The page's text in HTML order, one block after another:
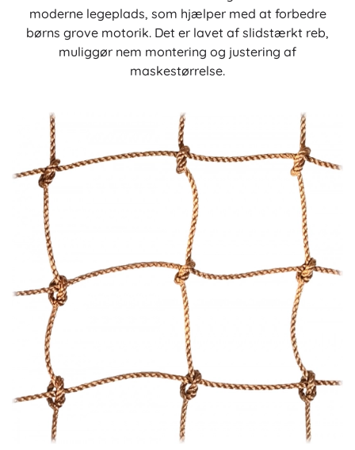
moderne legeplads, som hjælper med at forbedre
børns grove motorik. Det er lavet af slidstærkt reb,
muliggør nem montering og justering af
maskestørrelse.